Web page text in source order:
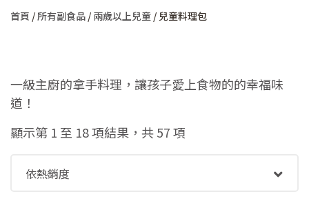
首頁 /所有副食品 / 兩歲以上兒童 / 兒童料理包
一級主廚的拿手料理，讓孩子愛上食物的的幸福味
道！
顯示第 1 至 18 項結果，共 57 項